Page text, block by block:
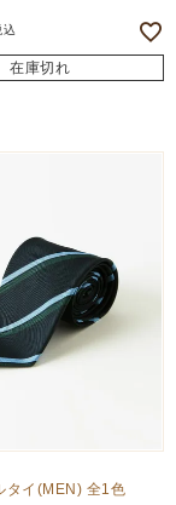
込
在庫切れ
タイ(MEN) 全1色